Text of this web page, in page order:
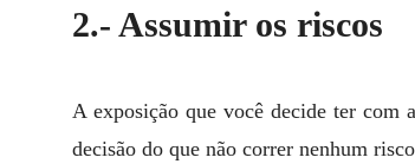
2.- Assumir os riscos
A exposição que você decide ter com
decisão do que não correr nenhum